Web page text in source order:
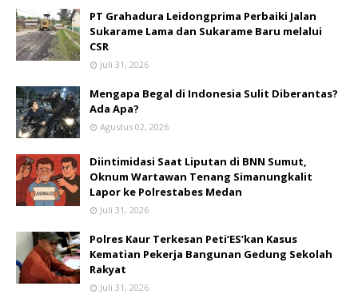
PT Grahadura Leidongprima Perbaiki Jalan
Sukarame Lama dan Sukarame Baru melalui
CSR
Juli 31, 2026
Mengapa Begal di Indonesia Sulit Diberantas?
Ada Apa?
Agustus 02, 2026
Diintimidasi Saat Liputan di BNN Sumut,
Oknum Wartawan Tenang Simanungkalit
Lapor ke Polrestabes Medan
Juli 31, 2026
Polres Kaur Terkesan Peti‘ES’kan Kasus
Kematian Pekerja Bangunan Gedung Sekolah
Rakyat
Juli 31, 2026